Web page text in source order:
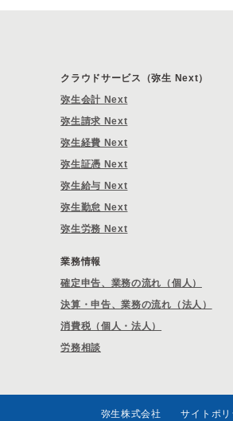
クラウドサービス（弥生 Next）
弥生会計 Next
弥生請求 Next
弥生経費 Next
弥生証憑 Next
弥生給与 Next
弥生勤怠 Next
弥生労務 Next
業務情報
確定申告、業務の流れ（個人）
決算・申告、業務の流れ（法人）
消費税（個人・法人）
労務相談
弥生株式会社 サイトポリ